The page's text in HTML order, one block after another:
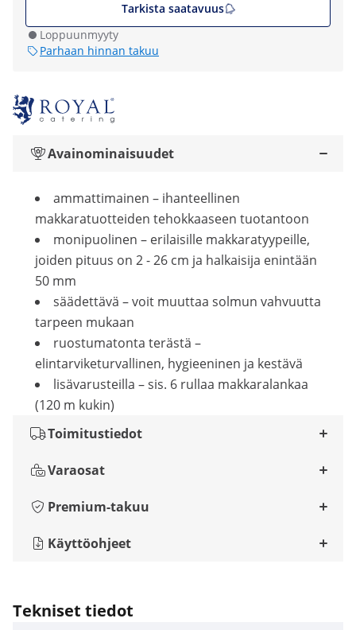
Tarkista saatavuus
Loppuunmyyty
Parhaan hinnan takuu
Avainominaisuudet
ammattimainen – ihanteellinen
makkaratuotteiden tehokkaaseen tuotantoon
monipuolinen – erilaisille makkaratyypeille,
joiden pituus on 2 - 26 cm ja halkaisija enintään
50 mm
säädettävä – voit muuttaa solmun vahvuutta
tarpeen mukaan
ruostumatonta terästä –
elintarviketurvallinen, hygieeninen ja kestävä
lisävarusteilla – sis. 6 rullaa makkaralankaa
(120 m kukin)
Toimitustiedot
Varaosat
Premium-takuu
Käyttöohjeet
Tekniset tiedot